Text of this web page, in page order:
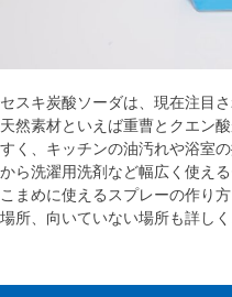
セスキ炭酸ソーダは、現在注目
天然素材といえば重曹とクエン
すく、キッチンの油汚れや浴室
から洗濯用洗剤など幅広く使え
こまめに使えるスプレーの作り
場所、向いていない場所も詳しく